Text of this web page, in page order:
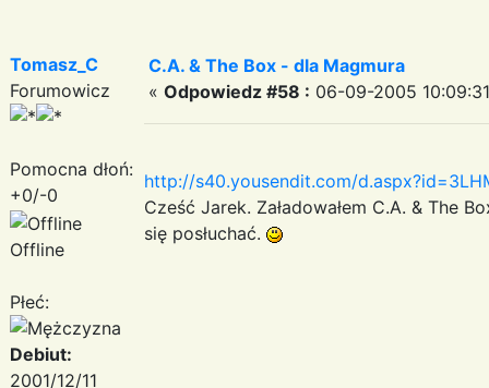
Tomasz_C
Forumowicz
Pomocna dłoń:
+0/-0
Offline
Płeć:
Debiut:
2001/12/11
C.A. & The Box - dla Magmura
« Odpowiedz #58 : 06-09-2005
http://s40.yousendit.com/
Cześć Jarek. Załadowałem C.A. & The
się posłuchać.